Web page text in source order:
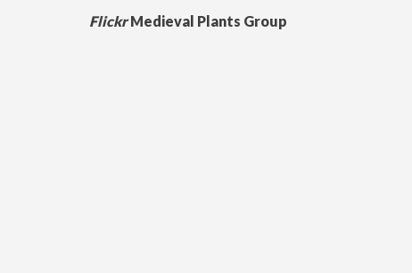
FlickrMedieval Plants Group